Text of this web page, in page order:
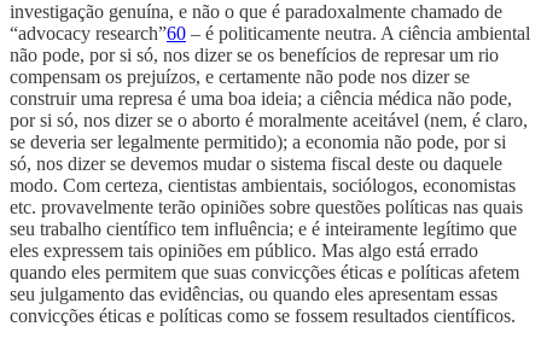
investigação genuína, e não o que é paradoxalmente chamado de
“advocacy research”60 – é politicamente neutra. A ciência ambiental
não pode, por si só, nos dizer se os benefícios de represar um rio
compensam os prejuízos, e certamente não pode nos dizer se
construir uma represa é uma boa ideia; a ciência médica não pode,
por si só, nos dizer se o aborto é moralmente aceitável (nem, é claro,
se deveria ser legalmente permitido); a economia não pode, por si
só, nos dizer se devemos mudar o sistema fiscal deste ou daquele
modo. Com certeza, cientistas ambientais, sociólogos, economistas
etc. provavelmente terão opiniões sobre questões políticas nas quais
seu trabalho científico tem influência; e é inteiramente legítimo que
eles expressem tais opiniões em público. Mas algo está errado
quando eles permitem que suas convicções éticas e políticas afetem
seu julgamento das evidências, ou quando eles apresentam essas
convicções éticas e políticas como se fossem resultados científicos.